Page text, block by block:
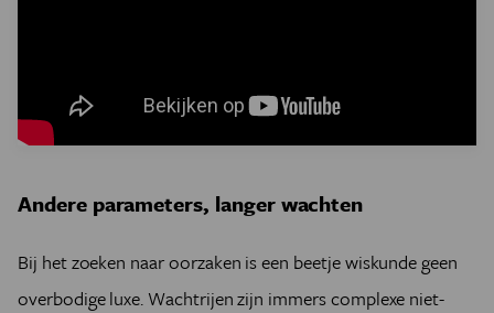
Andere parameters, langer wachten
Bij het zoeken naar oorzaken is een beetje wiskunde geen
overbodige luxe. Wachtrijen zijn immers complexe niet-